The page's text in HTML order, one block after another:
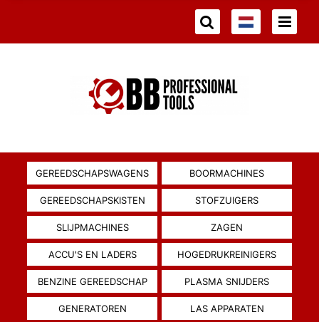
GEREEDSCHAPSWAGENS BOORMACHINES
GEREEDSCHAPSKISTEN STOFZUIGERS
SLIJPMACHINES ZAGEN
ACCU'S EN LADERS HOGEDRUKREINIGERS
BENZINE GEREEDSCHAP PLASMA SNIJDERS
GENERATOREN LAS APPARATEN